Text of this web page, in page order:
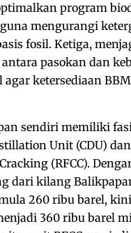
program
mengurangi
fosil. Ketiga,
pasokan dan
agar ketersediaan
sendiri memiliki
Unit (CDU)
(RFCC).
dari kilang
260 ribu barel,
360 ribu barel